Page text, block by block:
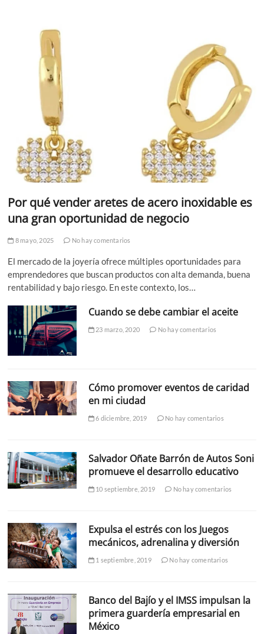
Por qué vender aretes de acero inoxidable es
una gran oportunidad de negocio
8 mayo, 2025 No hay comentarios
El mercado de la joyería ofrece múltiples oportunidades para
emprendedores que buscan productos con alta demanda, buena
rentabilidad y bajo riesgo. En este contexto, los…
Cuando se debe cambiar el aceite
23 marzo, 2020 No hay comentarios
Cómo promover eventos de caridad
en mi ciudad
6 diciembre, 2019 No hay comentarios
Salvador Oñate Barrón de Autos Soni
promueve el desarrollo educativo
10 septiembre, 2019 No hay comentarios
Expulsa el estrés con los Juegos
mecánicos, adrenalina y diversión
1 septiembre, 2019 No hay comentarios
Banco del Bajío y el IMSS impulsan la
primera guardería empresarial en
México